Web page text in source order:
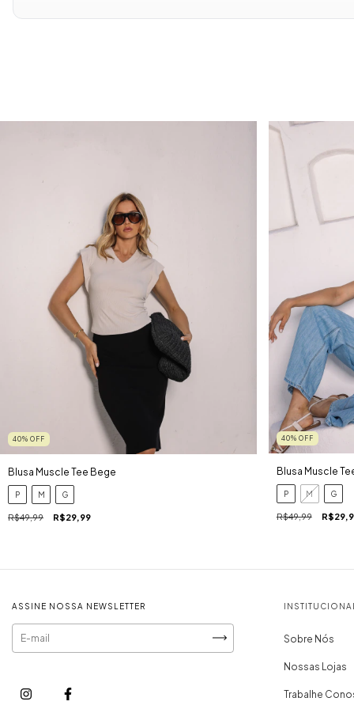
40% OFF
Blusa Muscle Tee Bege
P M G
R$49,99 R$29,99
40% OFF
Blusa Muscle
P M G
R$49,99
ASSINE NOSSA NEWSLETTER
Sobre Nós
Nossas Lojas
Trabalhe